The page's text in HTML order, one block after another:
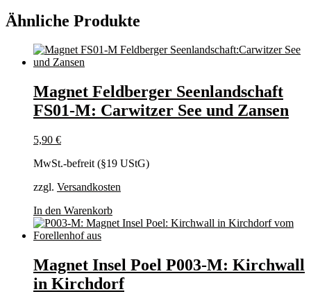
Ähnliche Produkte
Magnet Feldberger Seenlandschaft
FS01-M: Carwitzer See und Zansen
5,90 €
MwSt.-befreit (§19 UStG)
zzgl. Versandkosten
In den Warenkorb
Magnet Insel Poel P003-M: Kirchwall
in Kirchdorf